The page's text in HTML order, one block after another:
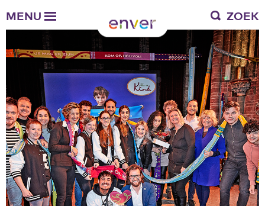
MENU ZOEK
Waar we voor staan
Ons werkgebied
Verantwoording
Bestuur en toezicht
Zakelijke gegevens
Werken bij Enver
Vacatures
Stages
Enver als werkgever
Vrienden van Enver